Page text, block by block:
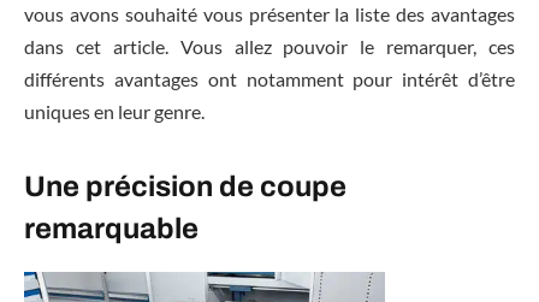
vous avons souhaité vous présenter la liste des avantages
dans cet article. Vous allez pouvoir le remarquer, ces
différents avantages ont notamment pour intérêt d’être
uniques en leur genre.
Une précision de coupe
remarquable